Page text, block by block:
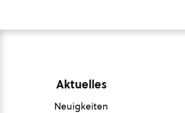
Aktuelles
Neuigkeiten